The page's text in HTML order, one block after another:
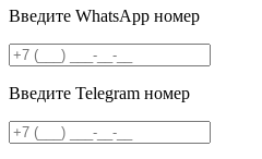
Введите WhatsApp номер
Введите Telegram номер